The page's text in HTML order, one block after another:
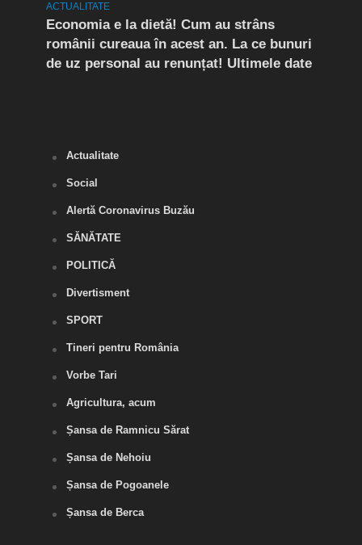
ACTUALITATE
Economia e la dietă! Cum au strâns
românii cureaua în acest an. La ce bunuri
de uz personal au renunțat! Ultimele date
Actualitate
Social
Alertă Coronavirus Buzău
SĂNĂTATE
POLITICĂ
Divertisment
SPORT
Tineri pentru România
Vorbe Tari
Agricultura, acum
Șansa de Ramnicu Sărat
Șansa de Nehoiu
Șansa de Pogoanele
Șansa de Berca